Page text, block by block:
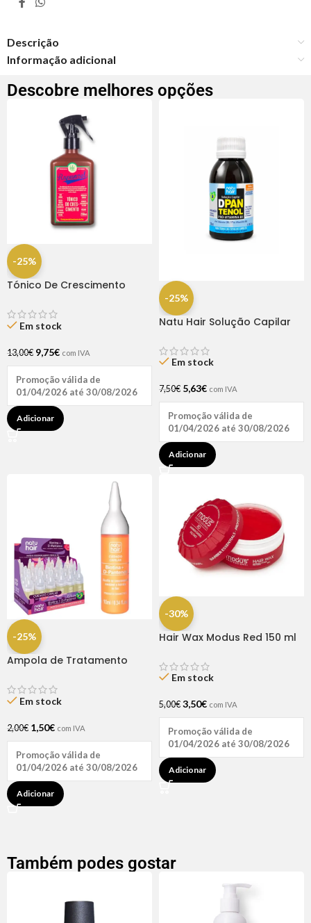
Descrição
Informação adicional
Descobre melhores opções
-25%
Tónico De Crescimento
Em stock
13,00€ 9,75€ com IVA
Promoção válida de
01/04/2026 até 30/08/2026
Adicionar
-25%
Natu Hair Solução Capilar
Em stock
7,50€ 5,63€ com IVA
Promoção válida de
01/04/2026 até 30/08/2026
Adicionar
-25%
Ampola de Tratamento
Hair (1 UNIDADE)
Em stock
2,00€ 1,50€ com IVA
Promoção válida de
01/04/2026 até 30/08/2026
Adicionar
-30%
Hair Wax Modus Red 150 ml
Em stock
5,00€ 3,50€ com IVA
Promoção válida de
01/04/2026 até 30/08/2026
Adicionar
Também podes gostar